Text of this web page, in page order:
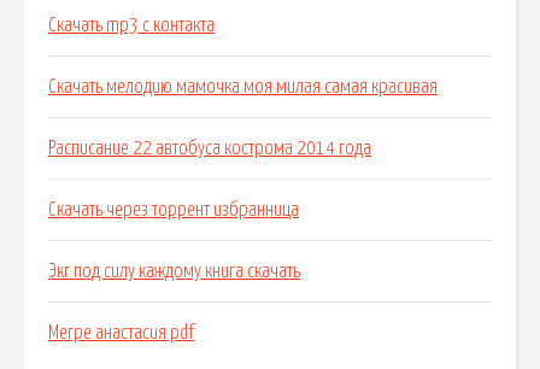
Скачать mp3 с контакта
Скачать мелодию мамочка моя милая самая красивая
Расписание 22 автобуса кострома 2014 года
Скачать через торрент избранница
Экг под силу каждому книга скачать
Мегре анастасия pdf